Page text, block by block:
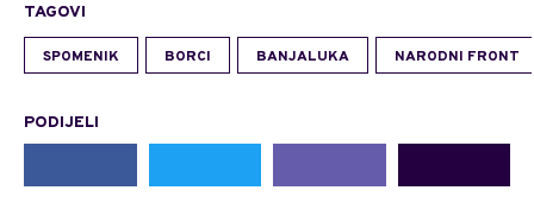
TAGOVI
SPOMENIK BORCI BANJALUKA NARODNI FRONT
PODIJELI